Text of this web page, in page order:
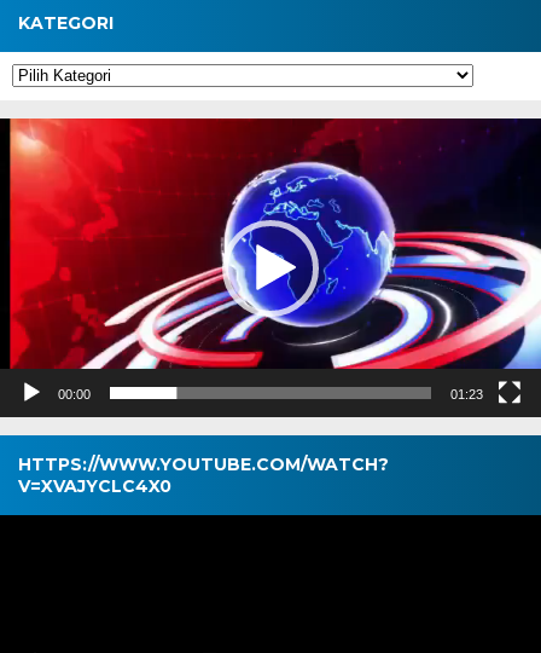
KATEGORI
Kategori
Pemutar
Video
00:00 01:23
HTTPS://WWW.YOUTUBE.COM/WATCH?
V=XVAJYCLC4X0
Pemutar